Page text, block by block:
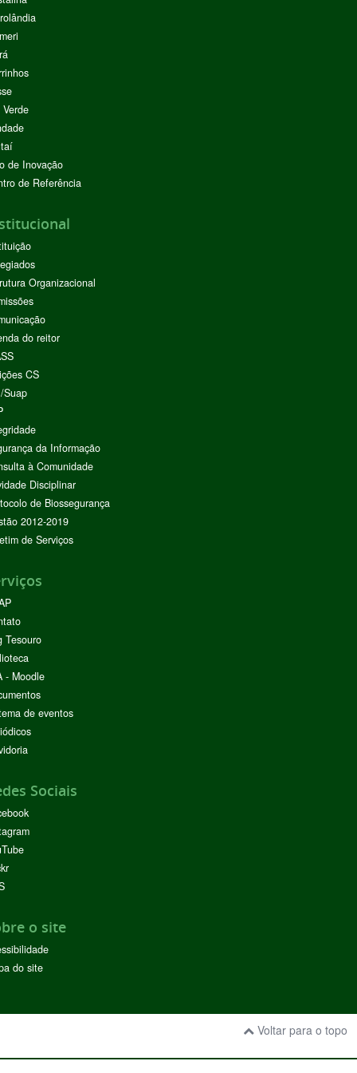
de Inovação
de Referência
Organizacional
do reitor
CS
Suap
da Informação
à Comunidade
Disciplinar
de Biossegurança
2012-2019
de Serviços
Tesouro
- Moodle
de eventos
Sociais
o site
do site
Voltar para o topo